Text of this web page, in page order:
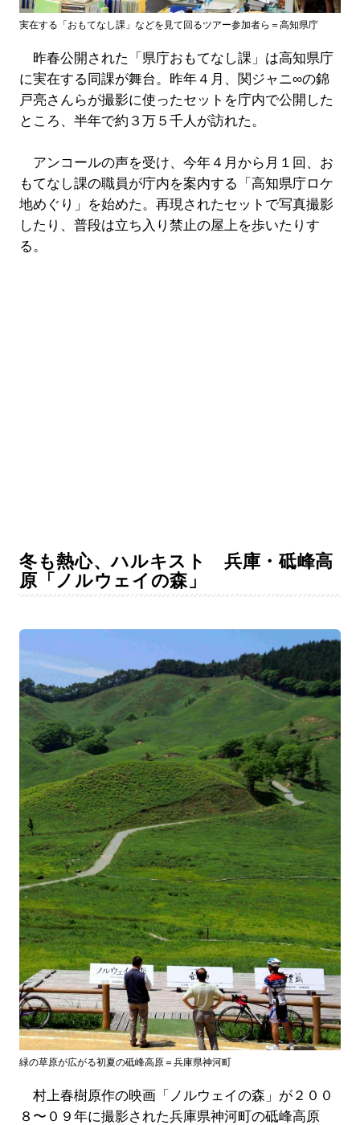
実在する「おもてなし課」などを見て回るツアー参加者ら＝高知県庁
昨春公開された「県庁おもてなし課」は高知県庁
に実在する同課が舞台。昨年４月、関ジャニ∞の錦
戸亮さんらが撮影に使ったセットを庁内で公開した
ところ、半年で約３万５千人が訪れた。
アンコールの声を受け、今年４月から月１回、お
もてなし課の職員が庁内を案内する「高知県庁ロケ
地めぐり」を始めた。再現されたセットで写真撮影
したり、普段は立ち入り禁止の屋上を歩いたりす
る。
冬も熱心、ハルキスト 兵庫・砥峰高
原「ノルウェイの森」
緑の草原が広がる初夏の砥峰高原＝兵庫県神河町
村上春樹原作の映画「ノルウェイの森」が２００
８〜０９年に撮影された兵庫県神河町の砥峰高原